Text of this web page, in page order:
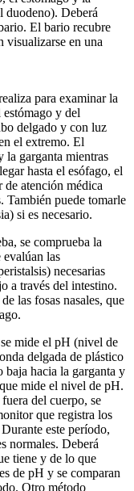
duodeno). Deberá
El bario recubre
visualizarse en una
para examinar la
y del
delgado y con luz
el extremo. El
la garganta mientras
hasta el esófago, el
atención médica
También puede tomarle
si es necesario.
se comprueba la
las
necesarias
a través del intestino.
las fosas nasales, que
mide el pH (nivel de
delgada de plástico
baja hacia la garganta y
mide el nivel de pH.
del cuerpo, se
que registra los
este período,
normales. Deberá
tiene y de lo que
de pH y se comparan
Otro método